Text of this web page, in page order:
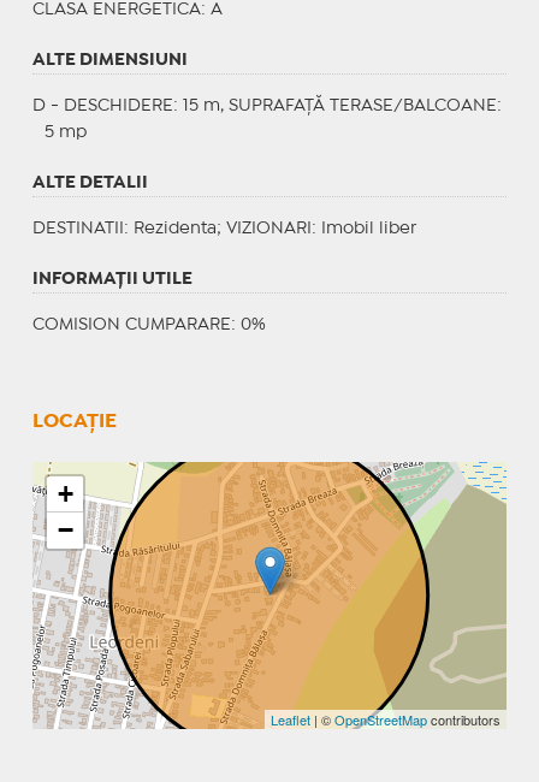
CLASA ENERGETICA: A
ALTE DIMENSIUNI
D - DESCHIDERE: 15 m, SUPRAFAȚĂ TERASE/BALCOANE:
5 mp
ALTE DETALII
DESTINATII : Rezidenta; VIZIONARI : Imobil liber
INFORMAŢII UTILE
COMISION CUMPARARE: 0%
LOCAȚIE
+
−
Leaflet | ©OpenStreetMapcontributors